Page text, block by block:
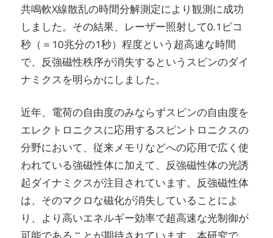
共鳴軟X線散乱の時間分解測定により観測に成功
しました。その結果、レーザー照射して0.1ピコ
秒（＝10兆分の1秒）程度という超高速な時間
で、反強磁性秩序が消失するというスピンのダイ
ナミクスを明らかにしました。
近年、電荷の自由度のみならずスピンの自由度を
エレクトロニクスに応用するスピントロニクスの
分野において、従来メモリなどへの応用で広く使
われている強磁性体に加えて、反強磁性体の光誘
起ダイナミクスが注目されています。反強磁性体
は、そのマクロな磁化が消失していることによ
り、より高いエネルギー効率で超高速な光制御が